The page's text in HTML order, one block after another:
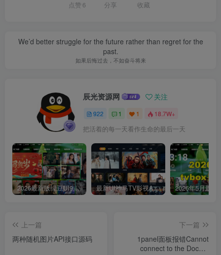
点赞 6 分享 收藏
We’d better struggle for the future rather than regret for the
past.
如果后悔过去，不如奋斗将来
辰光资源网 关注
922 1 1 18.7W+
把活着的每一天看作生命的最后一天
2026最新版绿豆UI9双端影视APP源码 最新UI神马TV影视APP源码 乐檬影视苹果CMS后台 包含前后端源码
上一篇
两种随机图片API接口源码
下一篇
1panel面板报错Cannot
connect to the Docker